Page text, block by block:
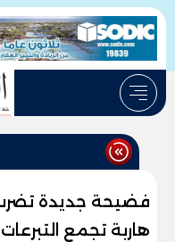
فضيحة جديدة تضرب
هاربة تجمع